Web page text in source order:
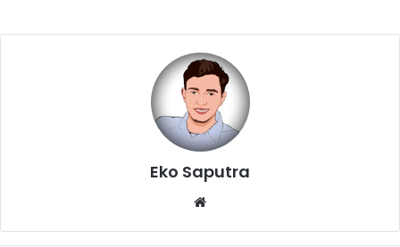
Eko Saputra